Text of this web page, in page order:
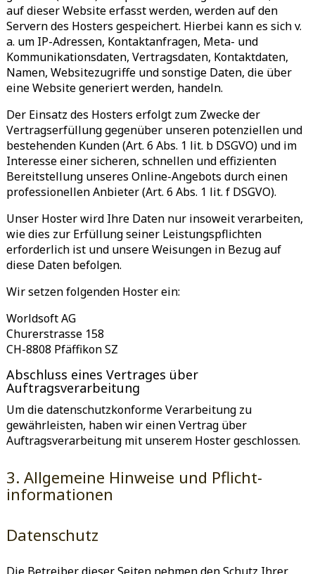
auf dieser Website erfasst werden, werden auf den
Servern des Hosters gespeichert. Hierbei kann es sich v.
a. um IP-Adressen, Kontaktanfragen, Meta- und
Kommunikationsdaten, Vertragsdaten, Kontaktdaten,
Namen, Websitezugriffe und sonstige Daten, die über
eine Website generiert werden, handeln.
Der Einsatz des Hosters erfolgt zum Zwecke der
Vertragserfüllung gegenüber unseren potenziellen und
bestehenden Kunden (Art. 6 Abs. 1 lit. b DSGVO) und im
Interesse einer sicheren, schnellen und effizienten
Bereitstellung unseres Online-Angebots durch einen
professionellen Anbieter (Art. 6 Abs. 1 lit. f DSGVO).
Unser Hoster wird Ihre Daten nur insoweit verarbeiten,
wie dies zur Erfüllung seiner Leistungspflichten
erforderlich ist und unsere Weisungen in Bezug auf
diese Daten befolgen.
Wir setzen folgenden Hoster ein:
Worldsoft AG
Churerstrasse 158
CH-8808 Pfäffikon SZ
Abschluss eines Vertrages über
Auftragsverarbeitung
Um die datenschutzkonforme Verarbeitung zu
gewährleisten, haben wir einen Vertrag über
Auftragsverarbeitung mit unserem Hoster geschlossen.
3. Allgemeine Hinweise und Pflicht­
informationen
Datenschutz